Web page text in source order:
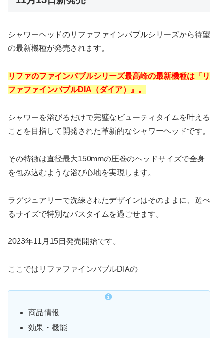
シャワーヘッドのリファファインバブルシリーズから待望
の最新機種が発売されます。
リファのファインバブルシリーズ最高峰の最新機種は「リ
ファファインバブルDIA（ダイア）』。
シャワーを浴びるだけで完璧なビューティタイムを叶える
ことを目指して開発された革新的なシャワーヘッドです。
その特徴は直径最大150mmの圧巻のヘッドサイズで全身
を包み込むような浴び心地を実現します。
ラグジュアリーで洗練されたデザインはそのままに、選べ
るサイズで特別なバスタイムを過ごせます。
2023年11月15日発売開始です。
ここではリファファインバブルDIAの
商品情報
効果・機能